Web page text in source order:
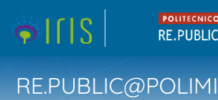
RE.PUBLIC@POLIMI